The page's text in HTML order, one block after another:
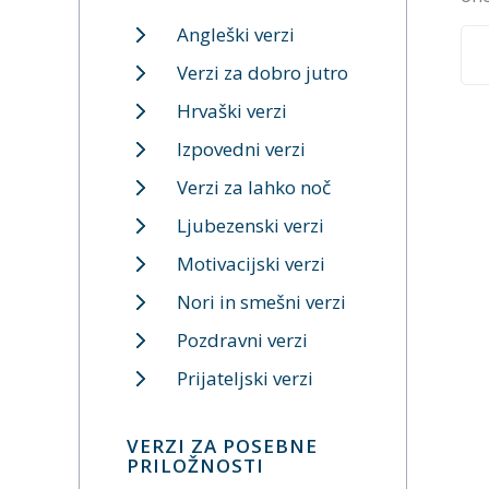
Angleški verzi
Verzi za dobro jutro
Hrvaški verzi
Izpovedni verzi
Verzi za lahko noč
Ljubezenski verzi
Motivacijski verzi
Nori in smešni verzi
Pozdravni verzi
Prijateljski verzi
VERZI ZA POSEBNE
PRILOŽNOSTI